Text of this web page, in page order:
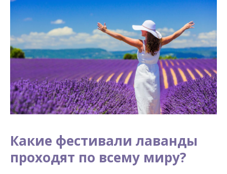
Какие фестивали лаванды
проходят по всему миру?